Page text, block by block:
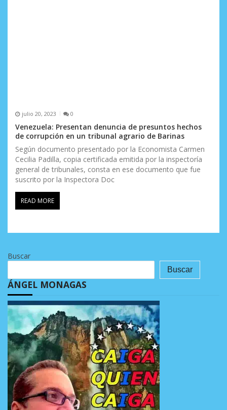
julio 20, 2023 0
Venezuela: Presentan denuncia de presuntos hechos
de corrupción en un tribunal agrario de Barinas
Según documento presentado por la Economista Carmen
Cecilia Padilla, copia certificada emitida por la inspectoría
general de tribunales, consta en ese documento que fue
suscrito por la Inspectora Doc
READ MORE
Buscar
Buscar
ÁNGEL MONAGAS